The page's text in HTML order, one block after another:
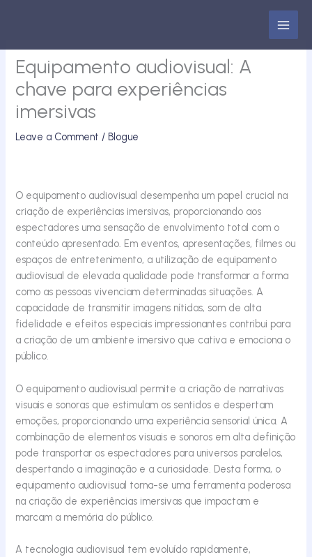
Equipamento audiovisual: A
chave para experiências
imersivas
Leave a Comment / Blogue
O equipamento audiovisual desempenha um papel crucial na
criação de experiências imersivas, proporcionando aos
espectadores uma sensação de envolvimento total com o
conteúdo apresentado. Em eventos, apresentações, filmes ou
espaços de entretenimento, a utilização de equipamento
audiovisual de elevada qualidade pode transformar a forma
como as pessoas vivenciam determinadas situações. A
capacidade de transmitir imagens nítidas, som de alta
fidelidade e efeitos especiais impressionantes contribui para
a criação de um ambiente imersivo que cativa e emociona o
público.
O equipamento audiovisual permite a criação de narrativas
visuais e sonoras que estimulam os sentidos e despertam
emoções, proporcionando uma experiência sensorial única. A
combinação de elementos visuais e sonoros em alta definição
pode transportar os espectadores para universos paralelos,
despertando a imaginação e a curiosidade. Desta forma, o
equipamento audiovisual torna-se uma ferramenta poderosa
na criação de experiências imersivas que impactam e
marcam a memória do público.
A tecnologia audiovisual tem evoluído rapidamente,